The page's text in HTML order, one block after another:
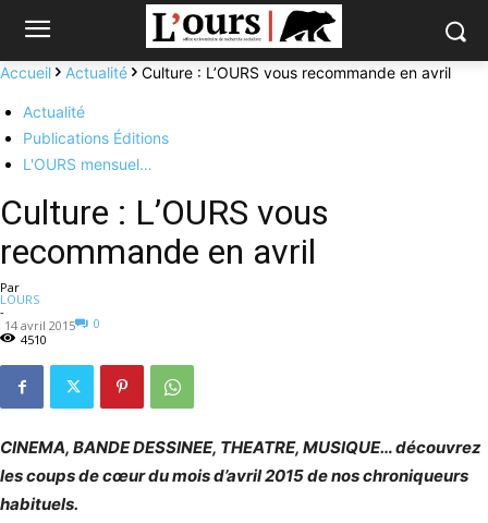
Accueil Actualité Culture : L’OURS vous recommande en avril
Actualité
Publications Éditions
L'OURS mensuel…
Culture : L’OURS vous
recommande en avril
Par
LOURS
-
14 avril 2015
0
4510
CINEMA, BANDE DESSINEE, THEATRE, MUSIQUE… découvrez
les coups de cœur du mois d’avril 2015 de nos chroniqueurs
habituels.